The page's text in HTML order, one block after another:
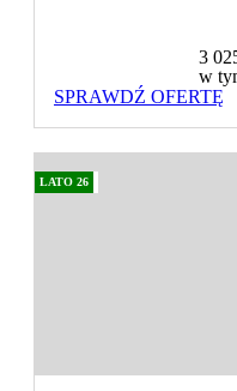
3
w
SPRAWDŹ OFERTĘ
LATO 26